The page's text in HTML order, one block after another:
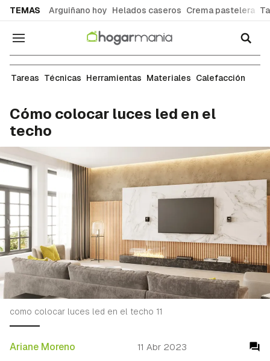
TEMAS Arguiñano hoy Helados caseros Crema pastelera
Navegación
Electricidad
Tareas Técnicas Herramientas Materiales Calefacción
Cómo colocar luces led en el
techo
Ariane Moreno 11 Abr 2023
como colocar luces led en el techo 11